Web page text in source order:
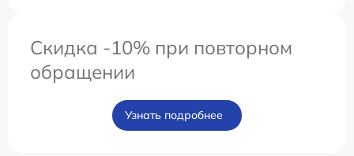
Скидка -10% при повторном
обращении
Узнать подробнее